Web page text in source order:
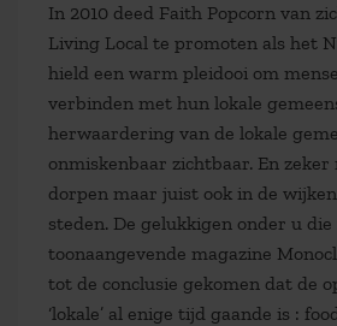
In 2010 deed Faith Popcorn van
Living Local te promoten als het
hield een warm pleidooi om
verbinden met hun lokale
herwaardering van de lokale
onmiskenbaar zichtbaar. En
dorpen maar juist ook in de
steden. De gelukkigen onder u
toonaangevende magazine
tot de conclusie gekomen dat de
‘lokale’ al enige tijd gaande is :